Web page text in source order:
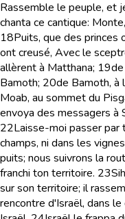
Rassemble le peuple, et
chanta ce cantique:
18Puits, que des princes
ont creusé, Avec le
allèrent à Matthana; 19
Bamoth; 20de Bamoth, à
Moab, au sommet du
envoya des messagers à
22Laisse-moi passer par
champs, ni dans les
puits; nous suivrons la
franchi ton territoire. 23
sur son territoire; il
rencontre d'Israël, dans